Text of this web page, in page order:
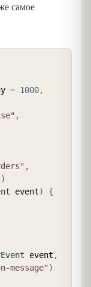
самое
= 1000,
,
,
)
event)
{
event ,
message")